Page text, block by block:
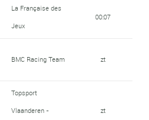
La Française des
Jeux
00:07
BMC Racing Team zt
Topsport
Vlaanderen -
zt